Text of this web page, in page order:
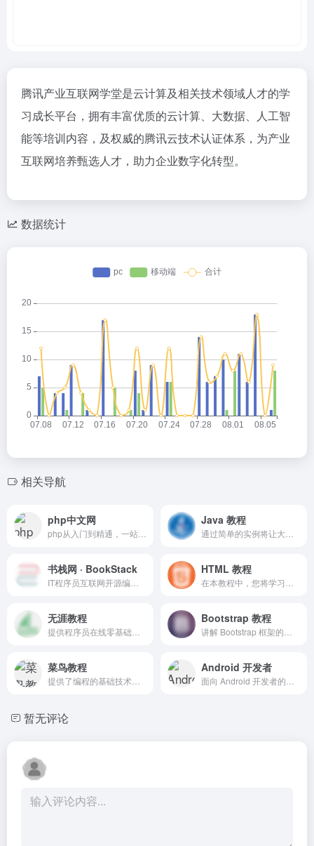
腾讯产业互联网学堂是云计算及相关技术领域人才的学
习成长平台，拥有丰富优质的云计算、大数据、人工智
能等培训内容，及权威的腾讯云技术认证体系，为产业
互联网培养甄选人才，助力企业数字化转型。
数据统计
相关导航
php中文网 Java 教程
书栈网 · BookStack HTML 教程
无涯教程 Bootstrap 教程
菜鸟教程 Android 开发者
暂无评论